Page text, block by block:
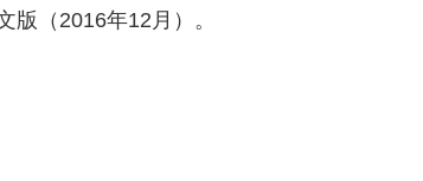
（2016年12月）。